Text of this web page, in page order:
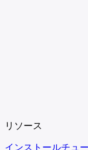
リソース
インストールチュ